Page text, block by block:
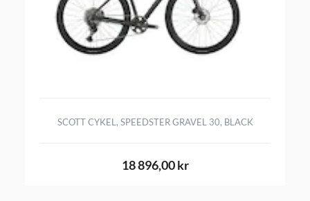
SCOTT CYKEL, SPEEDSTER GRAVEL 30, BLACK
18 896,00 kr